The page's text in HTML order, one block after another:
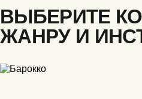
ВЫБЕРИТЕ
ЖАНРУ И